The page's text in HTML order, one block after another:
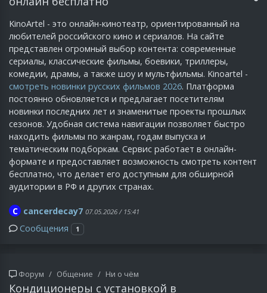
KinoArtel - это онлайн-кинотеатр, ориентированный на
любителей российского кино и сериалов. На сайте
представлен огромный выбор контента: современные
сериалы, классические фильмы, боевики, триллеры,
комедии, драмы, а также шоу и мультфильмы. Kinoartel -
смотреть новинки русских фильмов 2026. Платформа
постоянно обновляется и предлагает посетителям
новинки последних лет и знаменитые проекты прошлых
сезонов. Удобная система навигации позволяет быстро
находить фильмы по жанрам, годам выпуска и
тематическим подборкам. Сервис работает в онлайн-
формате и предоставляет возможность смотреть контент
бесплатно, что делает его доступным для обширной
аудитории в РФ и других странах.
C cancerdecay7 07.05.2026 / 15:41
Сообщения 1
Форум Общение Ни о чём
Кондиционеры с установкой в